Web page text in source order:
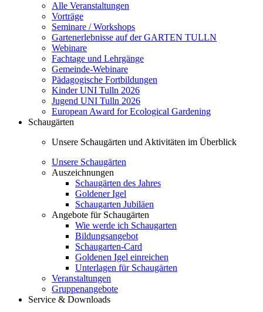
Alle Veranstaltungen
Vorträge
Seminare / Workshops
Gartenerlebnisse auf der GARTEN TULLN
Webinare
Fachtage und Lehrgänge
Gemeinde-Webinare
Pädagogische Fortbildungen
Kinder UNI Tulln 2026
Jugend UNI Tulln 2026
European Award for Ecological Gardening
Schaugärten
Unsere Schaugärten und Aktivitäten im Überblick
Unsere Schaugärten
Auszeichnungen
Schaugärten des Jahres
Goldener Igel
Schaugarten Jubiläen
Angebote für Schaugärten
Wie werde ich Schaugarten
Bildungsangebot
Schaugarten-Card
Goldenen Igel einreichen
Unterlagen für Schaugärten
Veranstaltungen
Gruppenangebote
Service & Downloads